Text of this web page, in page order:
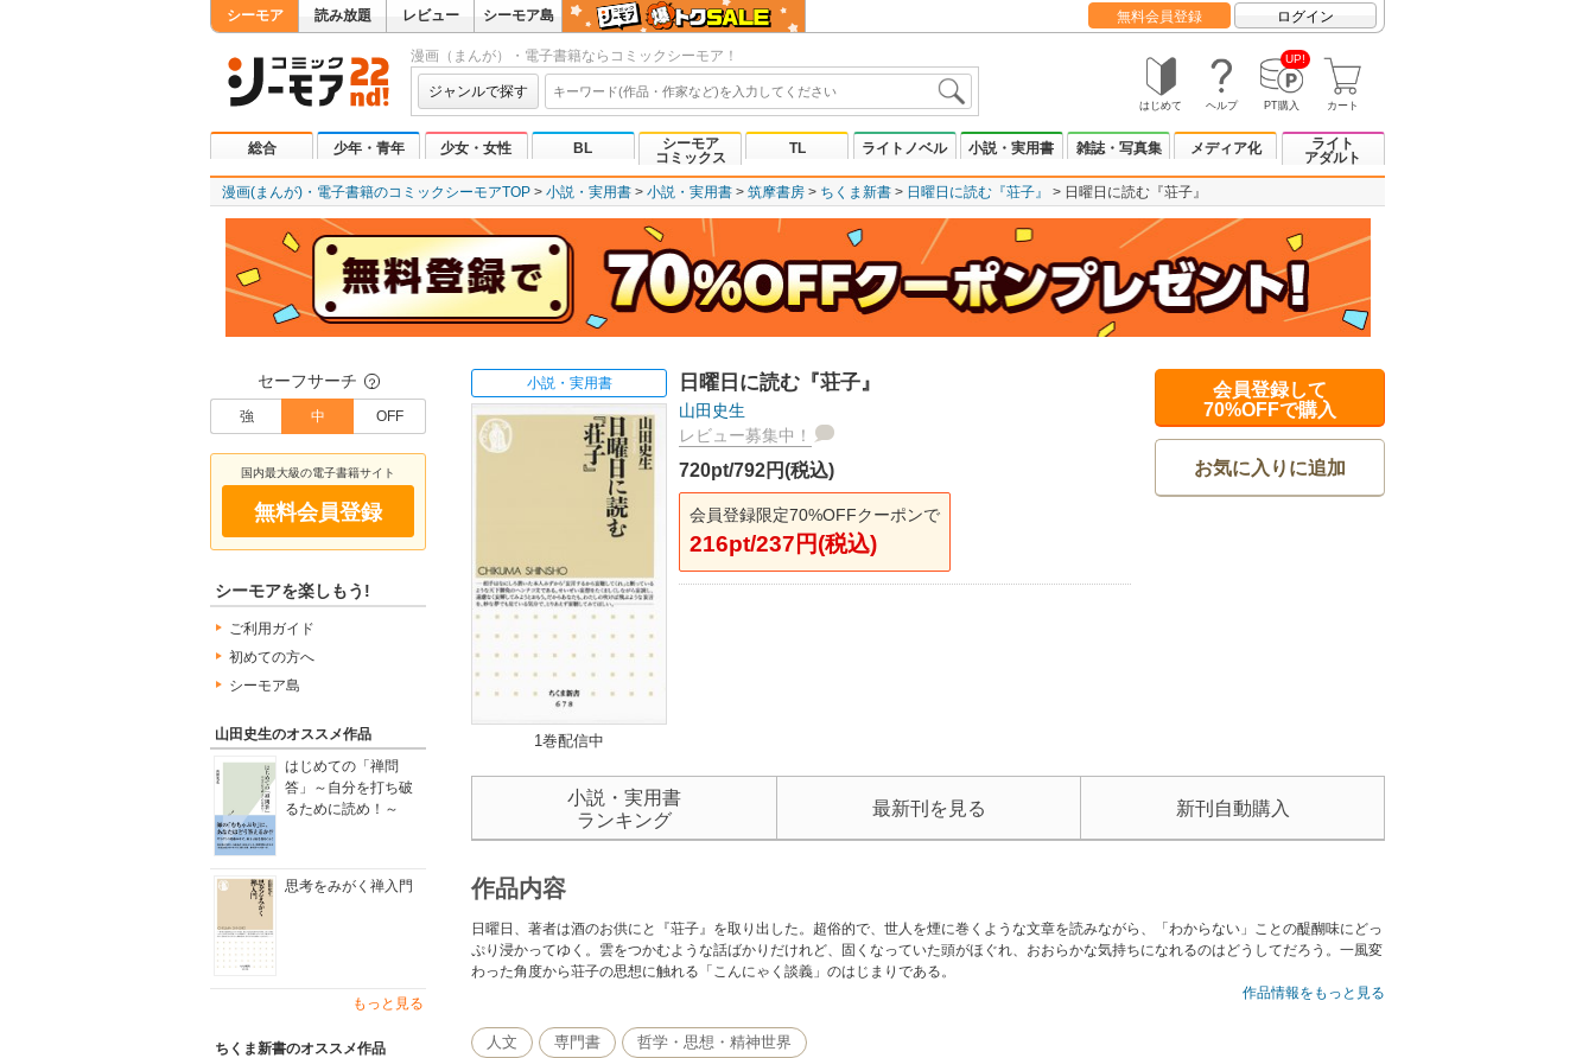
シーモア 読み放題 レビュー シーモア島 無料会員登録 ログイン
漫画（まんが）・電子書籍ならコミックシーモア！
ジャンルで探す
はじめて ヘルプ
UP!
PT購入 カート
総合 少年・青年 少女・女性 BL
シーモア
コミックス
TL ライトノベル 小説・実用書 雑誌・写真集 メディア化
ライト
アダルト
漫画(まんが)・電子書籍のコミックシーモアTOP 小説・実用書 小説・実用書 筑摩書房 ちくま新書 日曜日に読む『荘子』 日曜日に読む『荘子』
セーフサーチ ？
強 中 OFF
国内最大級の電子書籍サイト
無料会員登録
シーモアを楽しもう!
ご利用ガイド
初めての方へ
シーモア島
山田史生のオススメ作品
はじめての「禅問
答」～自分を打ち破
るために読め！～
思考をみがく禅入門
もっと見る
ちくま新書のオススメ作品
小説・実用書
1巻配信中
日曜日に読む『荘子』
山田史生
レビュー募集中！
720pt/792円(税込)
会員登録限定70%OFFクーポンで
216pt/237円(税込)
会員登録して
70%OFFで購入
お気に入りに追加
小説・実用書
ランキング
最新刊を見る 新刊自動購入
作品内容
日曜日、著者は酒のお供にと『荘子』を取り出した。超俗的で、世人を煙に巻くような文章を読みながら、「わからない」ことの醍醐味にどっ
ぷり浸かってゆく。雲をつかむような話ばかりだけれど、固くなっていた頭がほぐれ、おおらかな気持ちになれるのはどうしてだろう。一風変
わった角度から荘子の思想に触れる「こんにゃく談義」のはじまりである。
作品情報をもっと見る
人文 専門書 哲学・思想・精神世界